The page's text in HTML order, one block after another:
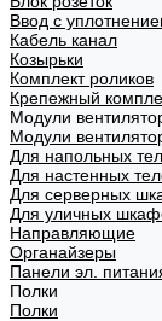
Ввод с
Кабель канал
Козырьки
Комплект роликов
Крепежный
Модули
Модули
Для напольных
Для настенных
Для серверных
Для уличных
Направляющие
Органайзеры
Панели эл.
Полки
Полки